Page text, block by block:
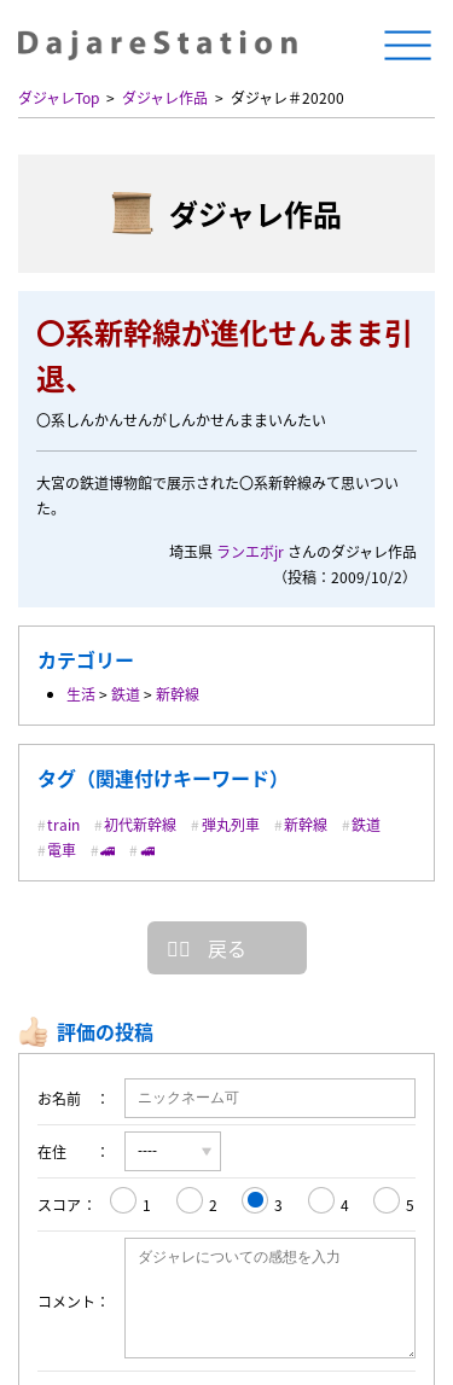
ダジャレTop ダジャレ作品 ダジャレ＃20200
ダジャレ作品
〇系新幹線が進化せんまま引
退、
〇系しんかんせんがしんかせんままいんたい
大宮の鉄道博物館で展示された〇系新幹線みて思いつい
た。
埼玉県 ランエボjr さんのダジャレ作品
（投稿：2009/10/2）
カテゴリー
生活>鉄道>新幹線
タグ（関連付けキーワード）
train 初代新幹線 弾丸列車 新幹線
鉄道
電車
🚄 🚅
戻る
評価の投稿
お名前
在住
スコア 1 2 3 4 5
コメント